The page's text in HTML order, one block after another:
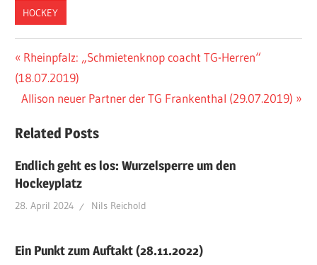
HOCKEY
Beitragsnavigation
Vorheriger
Beitrag:
Rheinpfalz: „Schmietenknop coacht TG-Herren“
(18.07.2019)
Nächster
Allison neuer Partner der TG Frankenthal (29.07.2019)
Related Posts
Endlich geht es los: Wurzelsperre um den
Hockeyplatz
28. April 2024 Nils Reichold
Ein Punkt zum Auftakt (28.11.2022)